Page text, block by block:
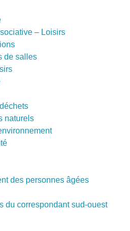
– Loisirs
de salles
naturels
des personnes âgées
du correspondant sud-ouest